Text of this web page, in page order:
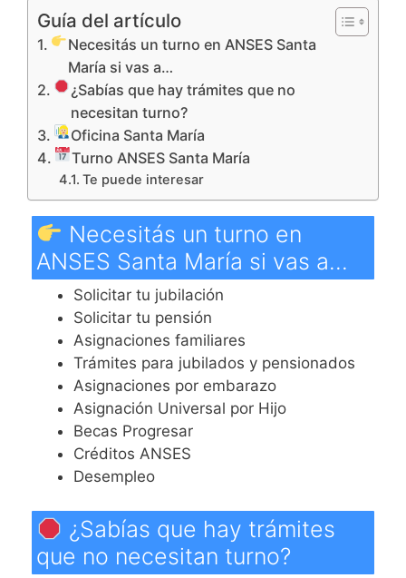
Guía del artículo
Necesitás un turno en ANSES Santa
María si vas a…
¿Sabías que hay trámites que no
necesitan turno?
Oficina Santa María
Turno ANSES Santa María
Te puede interesar
Necesitás un turno en
ANSES Santa María si vas a…
Solicitar tu jubilación
Solicitar tu pensión
Asignaciones familiares
Trámites para jubilados y pensionados
Asignaciones por embarazo
Asignación Universal por Hijo
Becas Progresar
Créditos ANSES
Desempleo
¿Sabías que hay trámites
que no necesitan turno?